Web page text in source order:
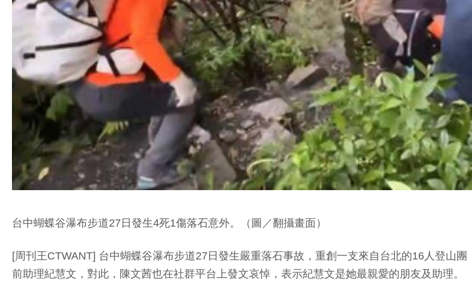
台中蝴蝶谷瀑布步道27日發生4死1傷落石意外。（圖／翻攝畫面）
[周刊王CTWANT] 台中蝴蝶谷瀑布步道27日發生嚴重落石事故，重創一支來自台北的16人登山
前助理紀慧文，對此，陳文茜也在社群平台上發文哀悼，表示紀慧文是她最親愛的朋友及助理。